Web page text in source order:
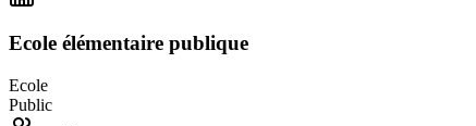
Ecole élémentaire publique
Ecole
Public